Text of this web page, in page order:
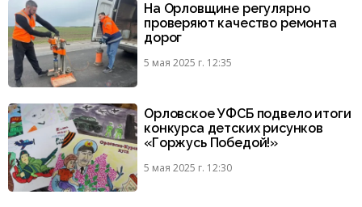
На Орловщине регулярно
проверяют качество ремонта
дорог
5 мая 2025 г. 12:35
Орловское УФСБ подвело итоги
конкурса детских рисунков
«Горжусь Победой!»
5 мая 2025 г. 12:30